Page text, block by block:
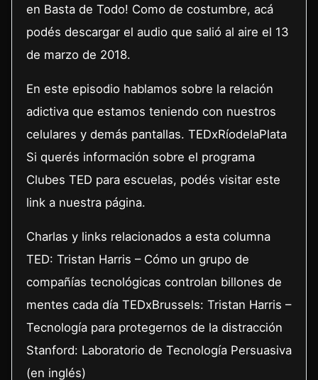
en Basta de Todo! Como de costumbre, acá
podés descargar el audio que salió al aire el 13
de marzo de 2018.
En este episodio hablamos sobre la relación
adictiva que estamos teniendo con nuestros
celulares y demás pantallas. TEDxRíodelaPlata
Si querés información sobre el programa
Clubes TED para escuelas, podés visitar este
link a nuestra página.
Charlas y links relacionados a esta columna
TED: Tristan Harris – Cómo un grupo de
compañías tecnológicas controlan billones de
mentes cada día TEDxBrussels: Tristan Harris –
Tecnología para protegernos de la distracción
Stanford: Laboratorio de Tecnología Persuasiva
(en inglés)